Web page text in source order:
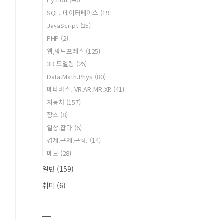
SQL. 데이터베이스 (19)
JavaScript (25)
PHP (2)
웹,워드프레스 (125)
3D 모델링 (26)
Data.Math.Phys (80)
메타버스. VR.AR.MR.XR (41)
자동차 (157)
장소 (8)
일상.잡다 (6)
경제.규제.규정. (14)
메모 (28)
일반 (159)
취미 (6)